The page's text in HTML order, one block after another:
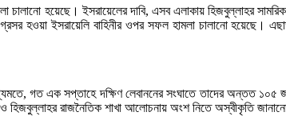
হয়েছে। ইসরায়েলের দাবি, এসব এলাকায় হিজবুল্লাহর সামরিক
হওয়া ইসরায়েলি বাহিনীর ওপর সফল হামলা চালানো হয়েছে।
গত এক সপ্তাহে দক্ষিণ লেবাননের সংঘাতে তাদের অন্তত
রাজনৈতিক শাখা আলোচনায় অংশ নিতে অস্বীকৃতি